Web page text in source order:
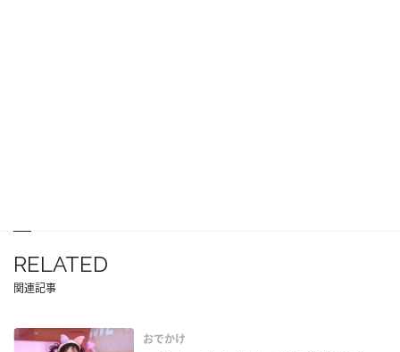
RELATED
関連記事
おでかけ